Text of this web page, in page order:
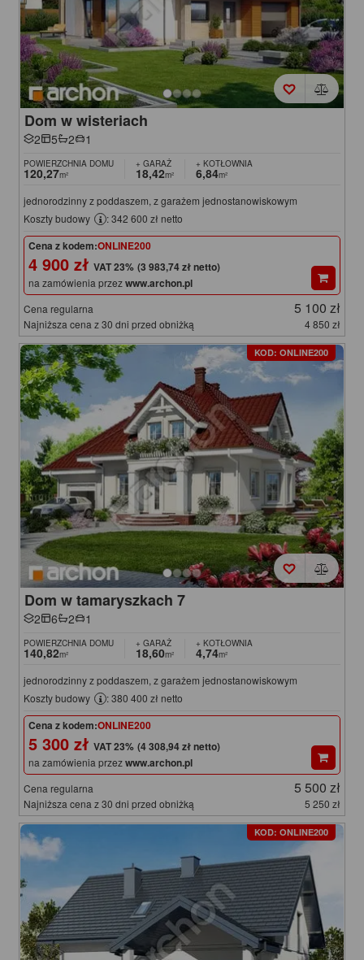
Dom w wisteriach
2 5 2 1
POWIERZCHNIA DOMU
120,27m²
+ GARAŻ
18,42m²
+ KOTŁOWNIA
6,84m²
jednorodzinny z poddaszem, z garażem jednostanowiskowym
Koszty budowy
: 342 600 zł netto
Cena z kodem:ONLINE200
4 900 zł (3 983,74 zł netto)
na zamówienia przezwww.archon.pl
Cena regularna 5 100 zł
Najniższa cena z 30 dni przed obniżką 4 850 zł
KOD: ONLINE200
Dom w tamaryszkach 7
2 6 2 1
POWIERZCHNIA DOMU
140,82m²
+ GARAŻ
18,60m²
+ KOTŁOWNIA
4,74m²
jednorodzinny z poddaszem, z garażem jednostanowiskowym
Koszty budowy
: 380 400 zł netto
Cena z kodem:ONLINE200
5 300 zł (4 308,94 zł netto)
na zamówienia przezwww.archon.pl
Cena regularna 5 500 zł
Najniższa cena z 30 dni przed obniżką 5 250 zł
KOD: ONLINE200